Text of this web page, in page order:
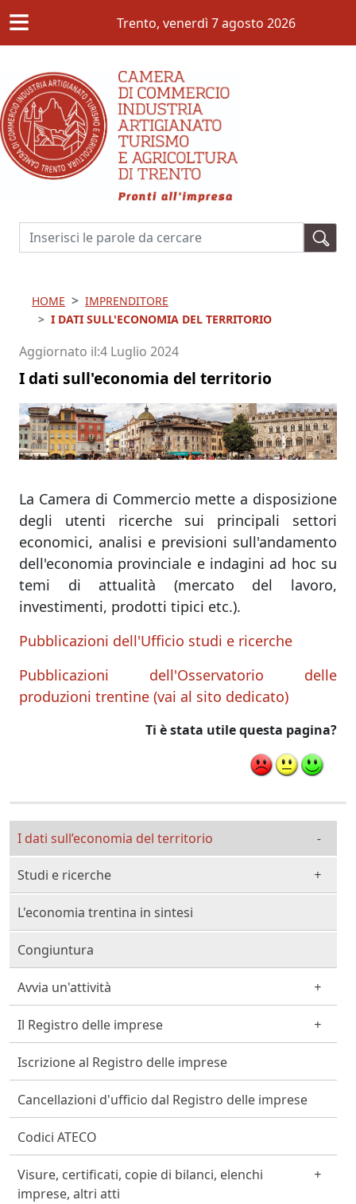
≡ Trento, venerdì 7 agosto 2026
Cerca
HOME
IMPRENDITORE
I DATI SULL'ECONOMIA DEL TERRITORIO
Aggiornato il 4 Luglio 2024
I dati sull'economia del territorio
La Camera di Commercio mette a disposizione
degli utenti ricerche sui principali settori
economici, analisi e previsioni sull'andamento
dell'economia provinciale e indagini ad hoc su
temi di attualità (mercato del lavoro,
investimenti, prodotti tipici etc.).
Pubblicazioni dell'Ufficio studi e ricerche
Pubblicazioni dell'Osservatorio delle
produzioni trentine (vai al sito dedicato)
Ti è stata utile questa pagina?
Cittadino Professionista Imprenditore
I dati sull’economia del territorio
Studi e ricerche
L'economia trentina in sintesi
Congiuntura
Avvia un'attività
Il Registro delle imprese
Iscrizione al Registro delle imprese
Cancellazioni d'ufficio dal Registro delle imprese
Codici ATECO
Visure, certificati, copie di bilanci, elenchi
imprese, altri atti